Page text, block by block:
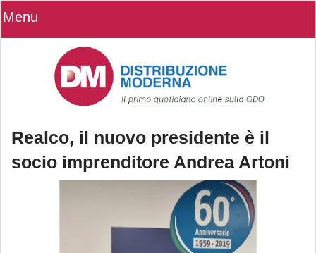
Menu
Realco, il nuovo presidente è il
socio imprenditore Andrea Artoni